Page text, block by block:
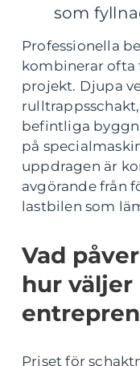
som
Professionella
kombinerar ofta
projekt. Djupa
befintliga
på
uppdragen är
avgörande från
lastbilen som
Vad
hur
Priset för